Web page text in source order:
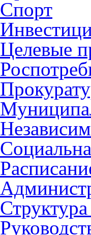
Спорт
Целевые